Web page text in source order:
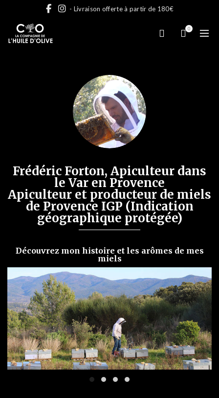
- Livraison offerte à partir de 180€
0
Frédéric Forton, Apiculteur dans
le Var en Provence
Apiculteur et producteur de miels
de Provence IGP (Indication
géographique protégée)
Découvrez mon histoire et les arômes de mes
miels